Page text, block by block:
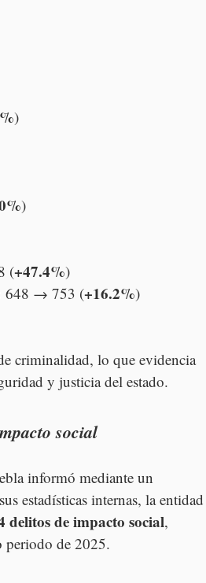
)
)
(+47.4%)
648 → 753 (+16.2%)
criminalidad, lo que evidencia
y justicia del estado.
social
informó mediante un
estadísticas internas, la entidad
delitos de impacto social,
periodo de 2025.